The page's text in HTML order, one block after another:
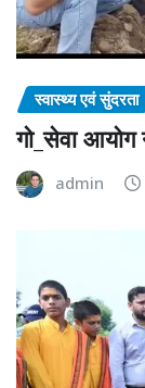
स्वास्थ्य एवं सुंदरता
गो_सेवा आयोग
admin